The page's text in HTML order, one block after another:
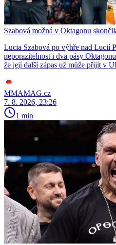
Szabová možná v Oktagonu
Lucia Szabová po výhře nad Lucií
neporazitelnost i dva pásy
že její další zápas už může přijít v
MMAMAG.cz
7. 8. 2026, 23:26
1 min